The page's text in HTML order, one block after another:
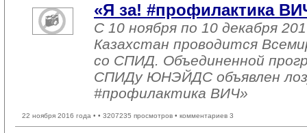
«Я за! #профилактика
С 10 ноября по 10 декабря
Казахстан проводится
со СПИД. Объединенной
СПИДу ЮНЭЙДС объявлен
#профилактика ВИЧ»
22 ноября 2016 года • • 3207235 просмотров • комментариев 3